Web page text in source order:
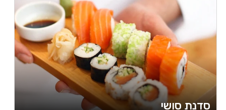
סדנת סושי